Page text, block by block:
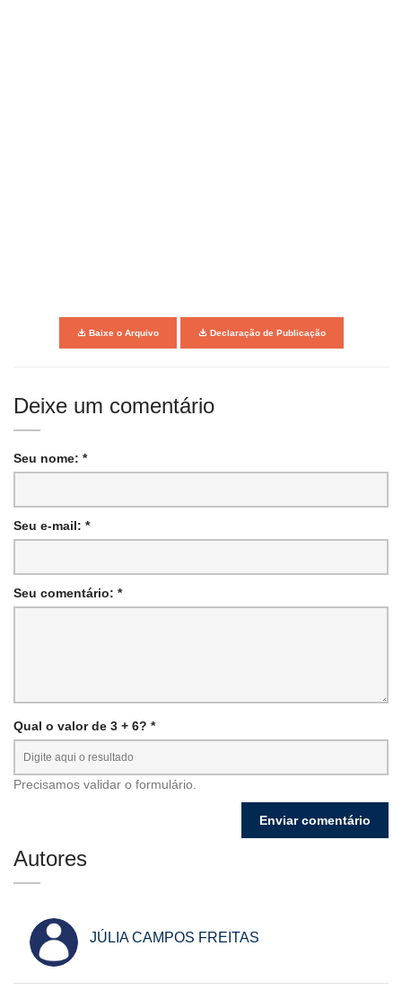
Baixe o Arquivo Declaração de Publicação
Deixe um comentário
Seu nome: *
Seu e-mail: *
Seu comentário: *
Qual o valor de 3 + 6? *
Precisamos validar o formulário.
Autores
JÚLIA CAMPOS FREITAS